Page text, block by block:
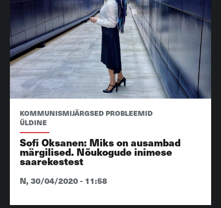
KOMMUNISMIJÄRGSED PROBLEEMID
ÜLDINE
Sofi Oksanen: Miks on ausambad
märgilised. Nõukogude inimese
saarekestest
N, 30/04/2020 - 11:58